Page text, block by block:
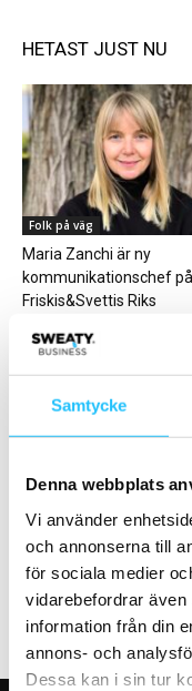
Samtycke
Denna webbplats
Vi använder
och annonserna till
för sociala medier
vidarebefordrar
information från din
annons- och
Dessa kan i sin tur
HETAST JUST NU
Folk på väg
Maria Zanchi är ny
kommunikationschef på
Friskis&Svettis Riks
Business
medlemmarna vill
när gymmen öppnar...